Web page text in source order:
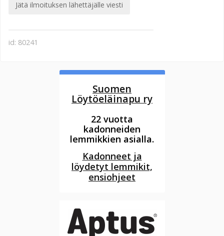
Jätä ilmoituksen lähettäjälle viesti
id: 80241
Suomen
Löytöeläinapu ry
22 vuotta
kadonneiden
lemmikkien asialla.
Kadonneet ja
löydetyt lemmikit,
ensiohjeet